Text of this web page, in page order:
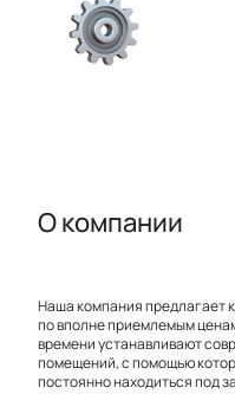
О компании
Наша компания предлагает
по вполне приемлемым
времени устанавливают
помещений, с помощью
постоянно находиться под